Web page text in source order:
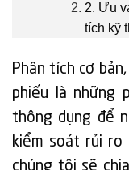
2. Ưu
tích kỹ
Phân tích cơ
phiếu là những
thông dụng để
kiểm soát rủi ro
chúng tôi sẽ